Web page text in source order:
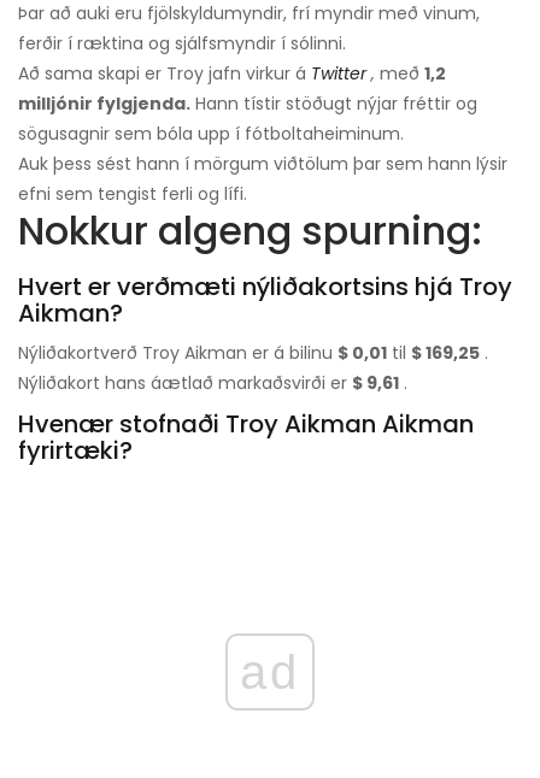
Þar að auki eru fjölskyldumyndir, frí myndir með vinum,
ferðir í ræktina og sjálfsmyndir í sólinni.
Að sama skapi er Troy jafn virkur á Twitter, með 1,2
milljónir fylgjenda. Hann tístir stöðugt nýjar fréttir og
sögusagnir sem bóla upp í fótboltaheiminum.
Auk þess sést hann í mörgum viðtölum þar sem hann lýsir
efni sem tengist ferli og lífi.
Nokkur algeng spurning:
Hvert er verðmæti nýliðakortsins hjá Troy
Aikman?
Nýliðakortverð Troy Aikman er á bilinu $ 0,01 til $ 169,25 .
Nýliðakort hans áætlað markaðsvirði er $ 9,61 .
Hvenær stofnaði Troy Aikman Aikman
fyrirtæki?
ad